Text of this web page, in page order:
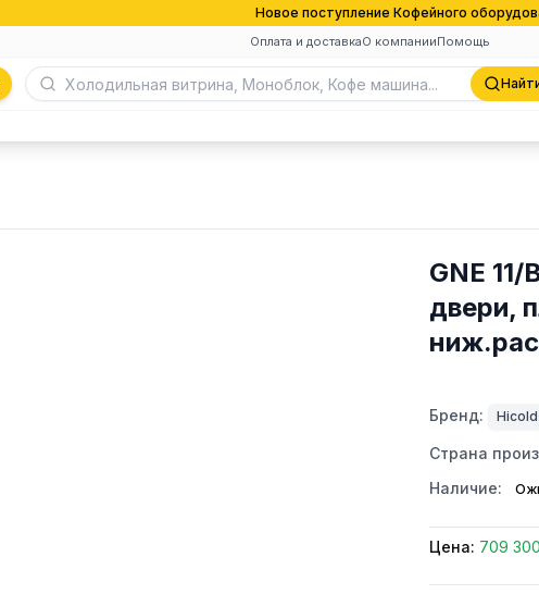
Новое поступление Кофейного
Оплата и доставкаО компанииПомощь
GNE
двери,
Бренд: Hicold
Страна
Наличие:
Цена: 709